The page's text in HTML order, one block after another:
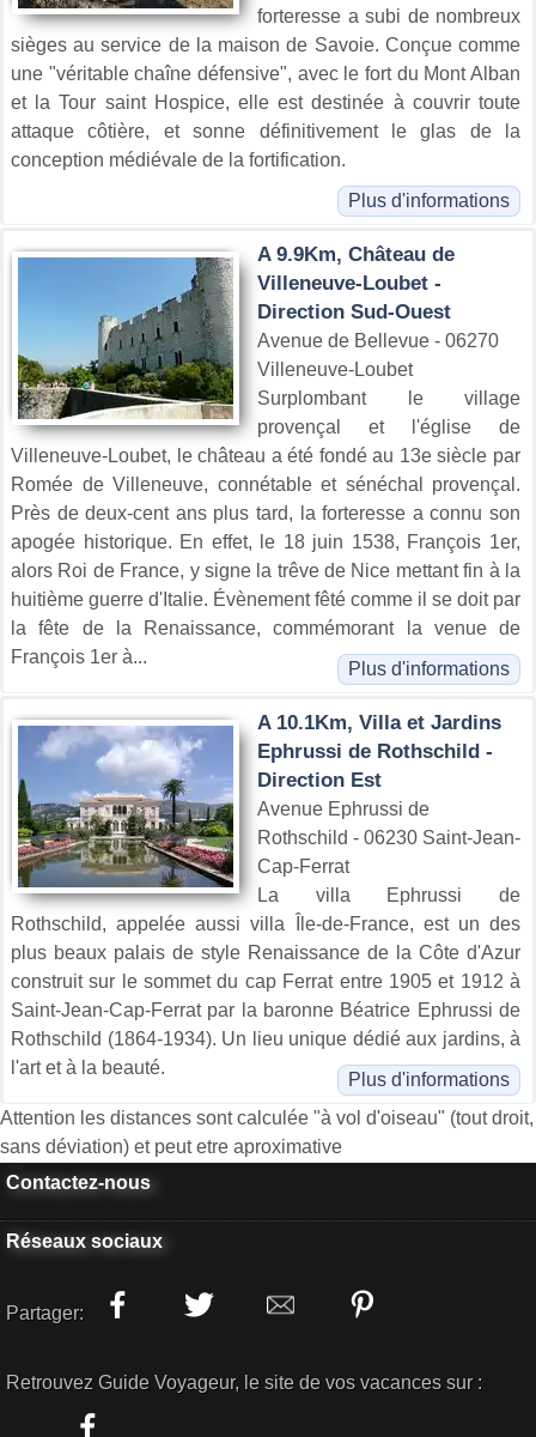
forteresse a subi de nombreux
sièges au service de la maison de Savoie. Conçue comme
une "véritable chaîne défensive", avec le fort du Mont Alban
et la Tour saint Hospice, elle est destinée à couvrir toute
attaque côtière, et sonne définitivement le glas de la
conception médiévale de la fortification.
Plus d'informations
A 9.9Km, Château de
Villeneuve-Loubet -
Direction Sud-Ouest
Avenue de Bellevue - 06270
Villeneuve-Loubet
Surplombant le village
provençal et l'église de
Villeneuve-Loubet, le château a été fondé au 13e siècle par
Romée de Villeneuve, connétable et sénéchal provençal.
Près de deux-cent ans plus tard, la forteresse a connu son
apogée historique. En effet, le 18 juin 1538, François 1er,
alors Roi de France, y signe la trêve de Nice mettant fin à la
huitième guerre d'Italie. Évènement fêté comme il se doit par
la fête de la Renaissance, commémorant la venue de
François 1er à...
Plus d'informations
A 10.1Km, Villa et Jardins
Ephrussi de Rothschild -
Direction Est
Avenue Ephrussi de
Rothschild - 06230 Saint-Jean-
Cap-Ferrat
La villa Ephrussi de
Rothschild, appelée aussi villa Île-de-France, est un des
plus beaux palais de style Renaissance de la Côte d'Azur
construit sur le sommet du cap Ferrat entre 1905 et 1912 à
Saint-Jean-Cap-Ferrat par la baronne Béatrice Ephrussi de
Rothschild (1864-1934). Un lieu unique dédié aux jardins, à
l'art et à la beauté.
Plus d'informations
Attention les distances sont calculée "à vol d'oiseau" (tout droit,
sans déviation) et peut etre aproximative
Contactez-nous
Réseaux sociaux
Partager:
Retrouvez Guide Voyageur, le site de vos vacances sur :